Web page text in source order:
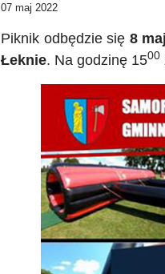
07 maj 2022
Piknik odbędzie się 8
Łeknie. Na godzinę 1500